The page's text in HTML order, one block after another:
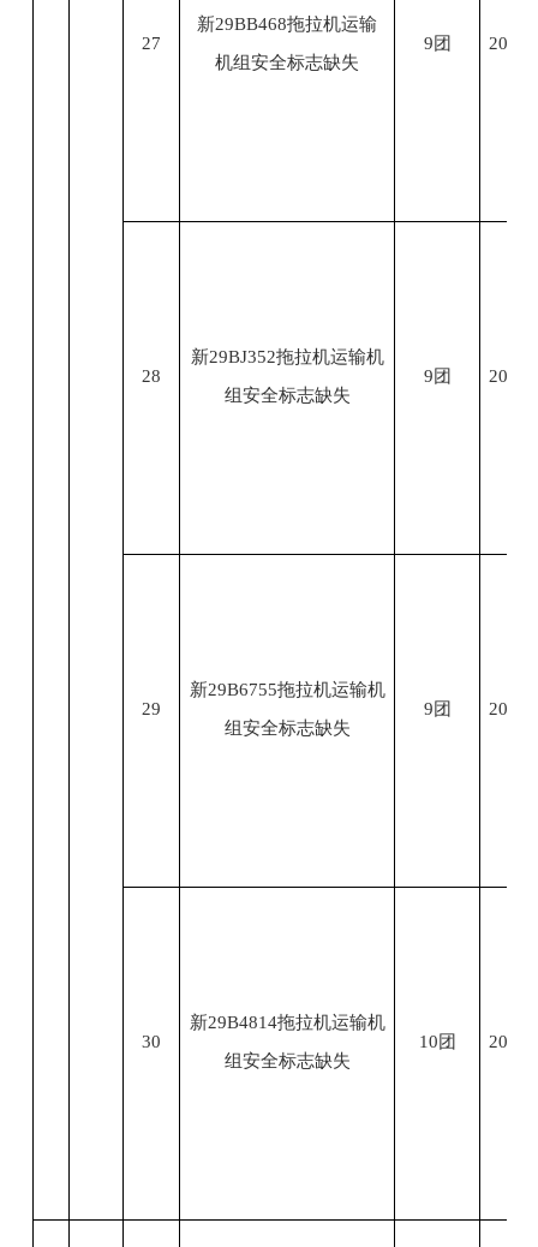
27
新29BB468拖拉机运输
机组安全标志缺失
9团
28
新29BJ352拖拉机运输机
组安全标志缺失
9团
29
新29B6755拖拉机运输机
组安全标志缺失
9团
30
新29B4814拖拉机运输机
组安全标志缺失
10团